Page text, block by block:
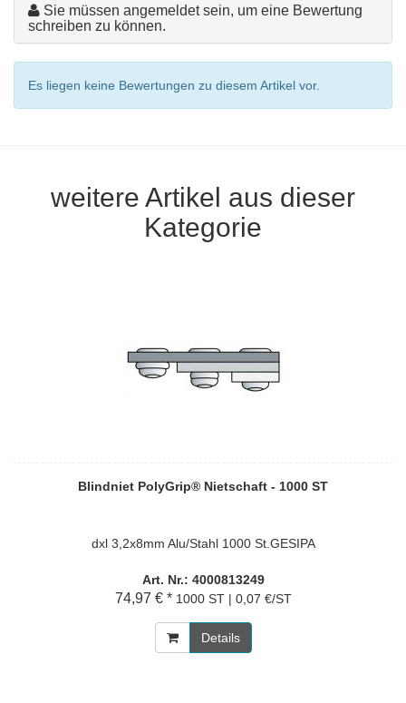
Sie müssen angemeldet sein, um eine Bewertung
schreiben zu können.
Es liegen keine Bewertungen zu diesem Artikel vor.
weitere Artikel aus dieser
Kategorie
Blindniet PolyGrip® Nietschaft - 1000 ST
dxl 3,2x8mm Alu/Stahl 1000 St.GESIPA
Art. Nr.: 4000813249
74,97 € * 1000 ST | 0,07 €/ST
Details